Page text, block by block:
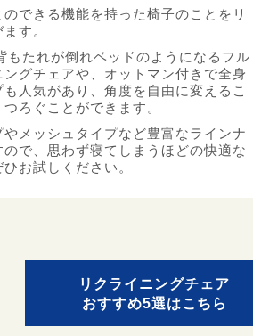
できる機能を持った椅子のことをリ
す。
もたれが倒れベッドのようになるフル
グチェアや、オットマン付きで全身
人気があり、角度を自由に変えるこ
ろぐことができます。
メッシュタイプなど豊富なラインナ
で、思わず寝てしまうほどの快適な
お試しください。
リクライニングチェア
おすすめ5選はこちら